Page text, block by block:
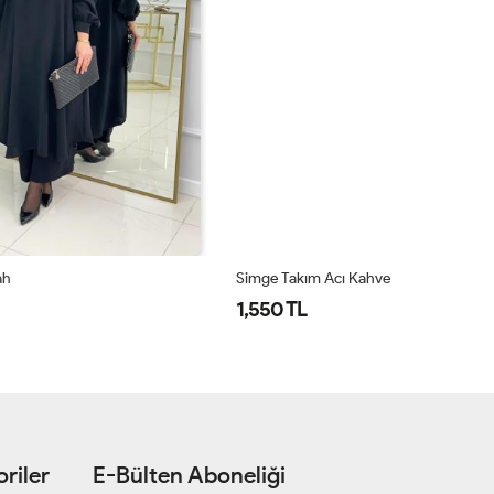
Simge Takım Acı Kahve
E-Bülten Aboneliği